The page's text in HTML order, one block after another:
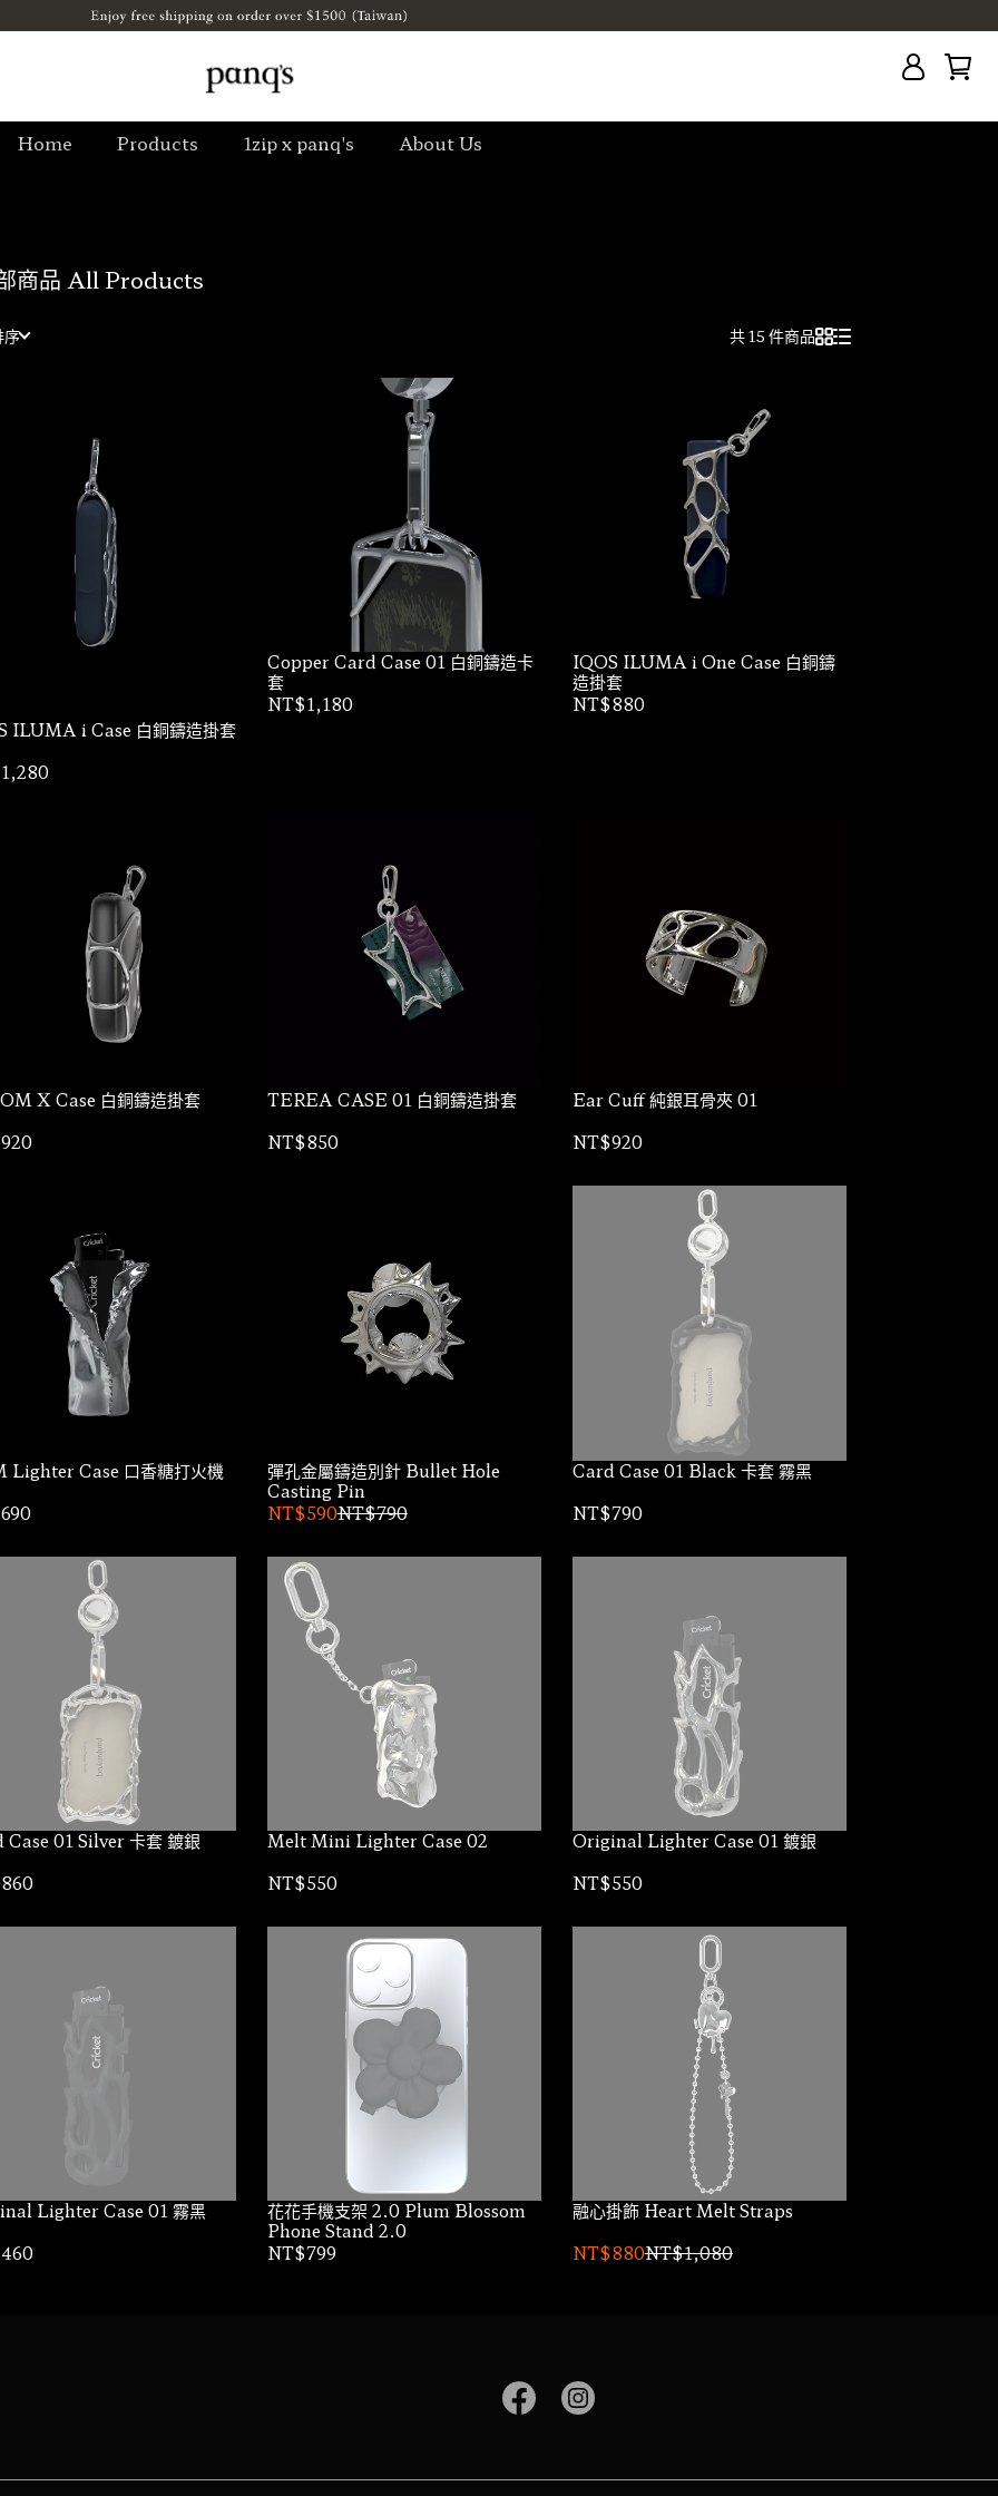
Home Products 1zip x panq's About Us
商品 All Products
序 共 15 件商品
ILUMA i Case 白銅鑄造掛套
Copper Card Case 01 白銅鑄造卡
套
NT$1,180
IQOS ILUMA i One Case 白銅鑄
造掛套
NT$880
X Case 白銅鑄造掛套
TEREA CASE 01 白銅鑄造掛套
NT$850
Ear Cuff 純銀耳骨夾 01
NT$920
Lighter Case 口香糖打火機
彈孔金屬鑄造別針 Bullet Hole
Casting Pin
NT$590NT$790
Card Case 01 Black 卡套 霧黑
NT$790
Card Case 01 Silver 卡套 鍍銀
Melt Mini Lighter Case 02
NT$550
Original Lighter Case 01 鍍銀
NT$550
Lighter Case 01 霧黑
花花手機支架 2.0 Plum Blossom
Phone Stand 2.0
NT$799
融心掛飾 Heart Melt Straps
NT$880NT$1,080